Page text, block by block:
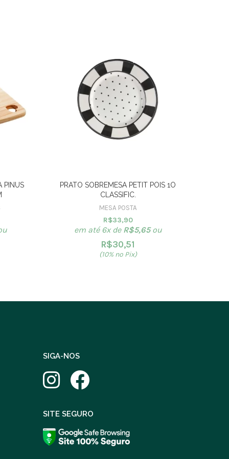
PINUS
PRATO SOBREMESA PETIT POIS 1O
CLASSIFIC.
MESA POSTA
R$33,90
em até 6x de R$5,65ou
R$30,51
(10% no Pix)
SIGA-NOS
SITE SEGURO